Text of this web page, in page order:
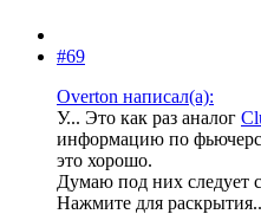
#69
Overton написал(а):
У... Это как раз аналог
информацию по
это хорошо.
Думаю под них следует
Нажмите для